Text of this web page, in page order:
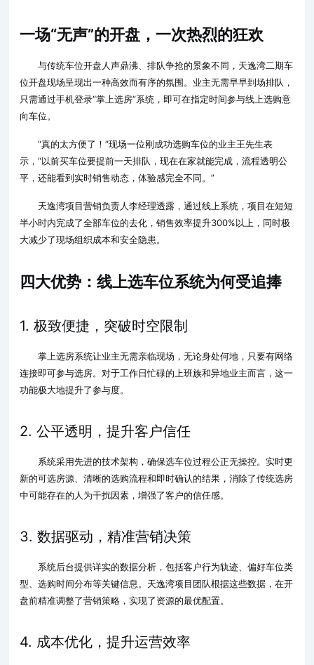
一场“无声”的开盘，一次热烈的狂欢
与传统车位开盘人声鼎沸、排队争抢的景象不同，天逸湾二期车
位开盘现场呈现出一种高效而有序的氛围。业主无需早早到场排队，
只需通过手机登录“掌上选房”系统，即可在指定时间参与线上选购意
向车位。
“真的太方便了！”现场一位刚成功选购车位的业主王先生表
示，“以前买车位要提前一天排队，现在在家就能完成，流程透明公
平，还能看到实时销售动态，体验感完全不同。”
天逸湾项目营销负责人李经理透露，通过线上系统，项目在短短
半小时内完成了全部车位的去化，销售效率提升300%以上，同时极
大减少了现场组织成本和安全隐患。
四大优势：线上选车位系统为何受追捧
1. 极致便捷，突破时空限制
掌上选房系统让业主无需亲临现场，无论身处何地，只要有网络
连接即可参与选房。对于工作日忙碌的上班族和异地业主而言，这一
功能极大地提升了参与度。
2. 公平透明，提升客户信任
系统采用先进的技术架构，确保选车位过程公正无操控。实时更
新的可选房源、清晰的选购流程和即时确认的结果，消除了传统选房
中可能存在的人为干扰因素，增强了客户的信任感。
3. 数据驱动，精准营销决策
系统后台提供详实的数据分析，包括客户行为轨迹、偏好车位类
型、选购时间分布等关键信息。天逸湾项目团队根据这些数据，在开
盘前精准调整了营销策略，实现了资源的最优配置。
4. 成本优化，提升运营效率